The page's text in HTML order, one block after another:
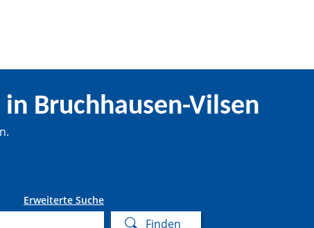
Bruchhausen-Vilsen
Erweiterte Suche